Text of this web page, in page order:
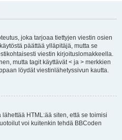
joka tarjoaa tiettyjen viestin osien
päättää ylläpitäjä, mutta se
viestin kirjoituslomakkeella.
mutta tagit käyttävät < ja > merkkien
löydät viestinlähetyssivun kautta.
HTML:ää siten, että se toimisi
voi kuitenkin tehdä BBCoden